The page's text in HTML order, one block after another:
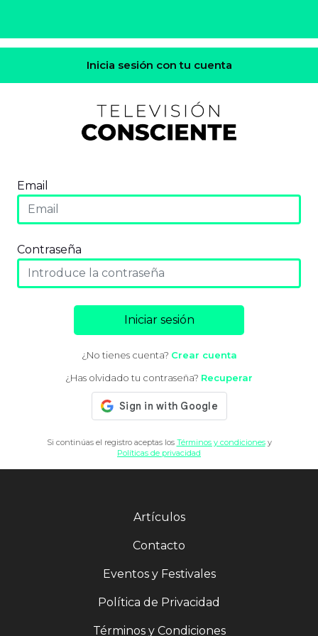
Inicia sesión con tu cuenta
Email
Contraseña
Iniciar sesión
¿No tienes cuenta? Crear cuenta
¿Has olvidado tu contraseña? Recuperar
Si continúas el registro aceptas los Términos y condicionesy
Políticas de privacidad
Artículos
Contacto
Eventos y Festivales
Política de Privacidad
Términos y Condiciones